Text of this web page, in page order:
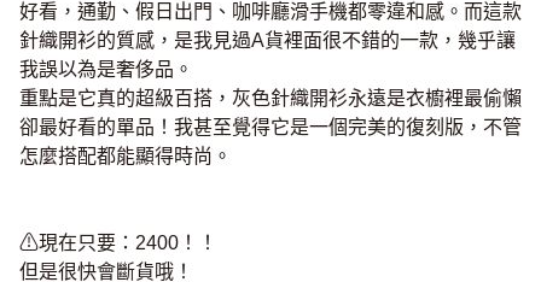
好看，通勤、假日出門、咖啡廳滑手機都零違和感。而這款
針織開衫的質感，是我見過A貨裡面很不錯的一款，幾乎讓
我誤以為是奢侈品。
重點是它真的超級百搭，灰色針織開衫永遠是衣櫥裡最偷懶
卻最好看的單品！我甚至覺得它是一個完美的復刻版，不管
怎麼搭配都能顯得時尚。
⚠現在只要：2400！！
但是很快會斷貨哦！